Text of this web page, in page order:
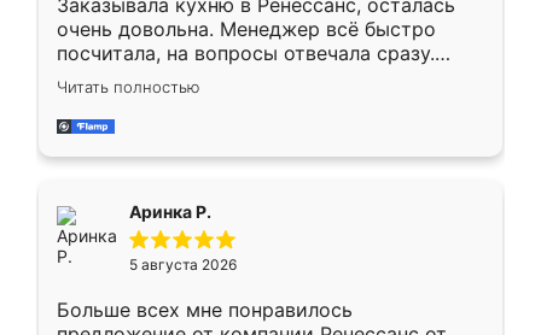
Заказывала кухню в Ренессанс, осталась
очень довольна. Менеджер всё быстро
посчитала, на вопросы отвечала сразу.
Замерщик приехал в субботу, подошёл к
делу со всей ответственностью. Собрали
за день, ребята работали аккуратно, даже
Читать полностью
Аринка Р.
5 августа 2026
Больше всех мне понравилось